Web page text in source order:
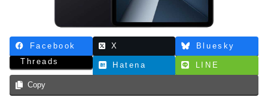
Facebook X
Bluesky
Threads
Hatena LINE
Copy